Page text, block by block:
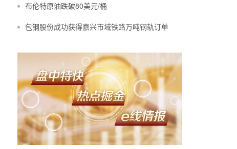
布伦特原油跌破80美元/桶
包钢股份成功获得嘉兴市域铁路万吨钢轨订单